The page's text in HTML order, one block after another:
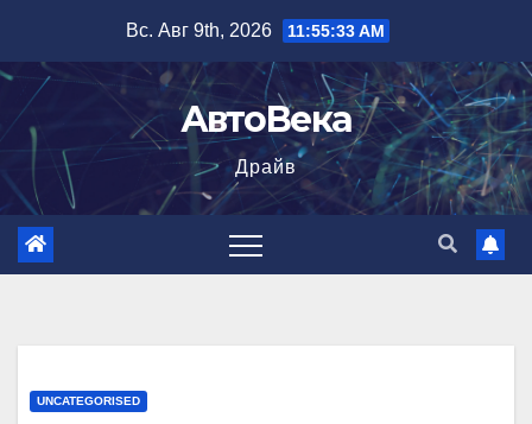
содержимому
Вс. Авг 9th, 2026 11:55:34 AM
АвтоВека
Драйв
UNCATEGORISED